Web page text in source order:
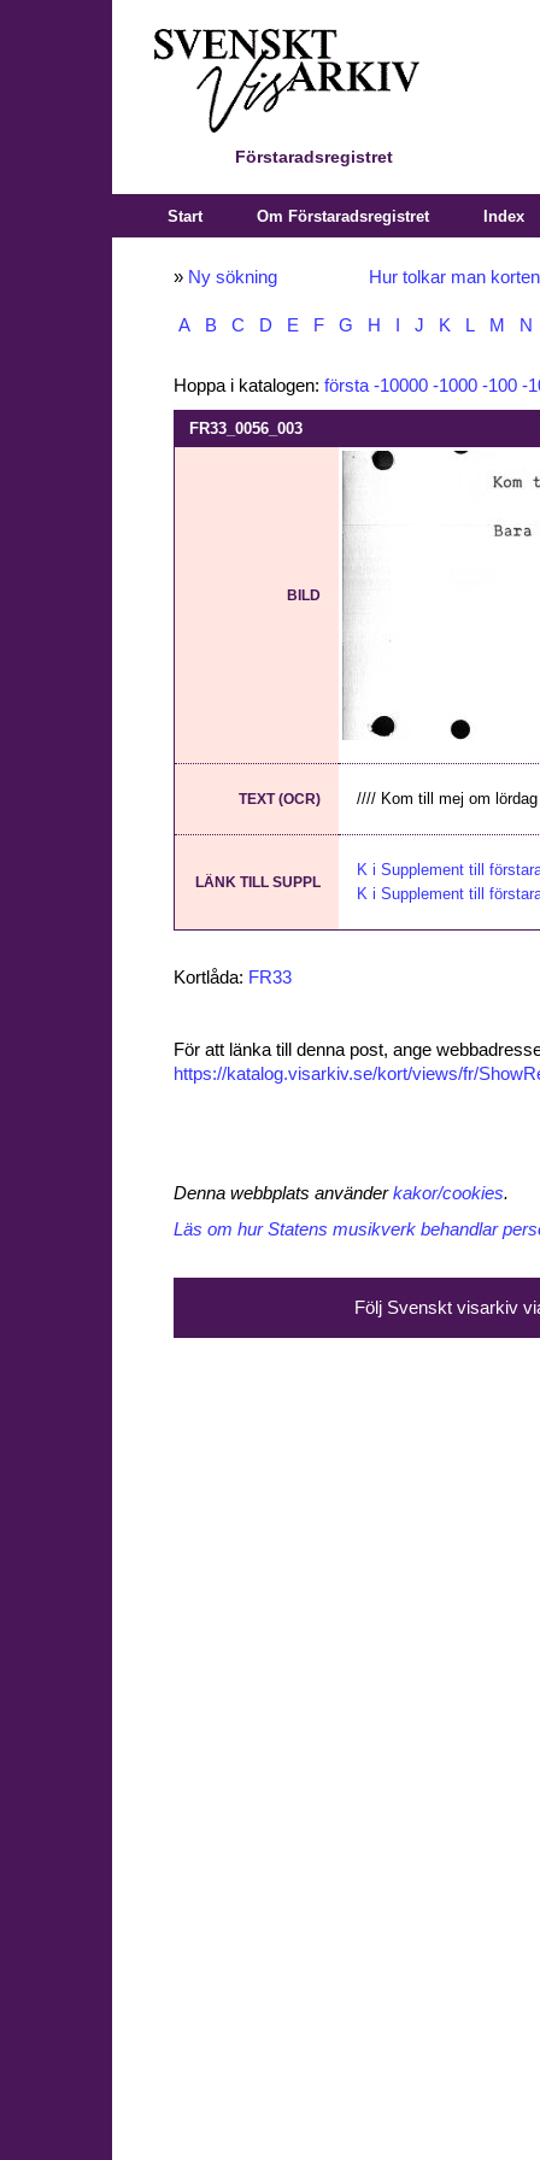
Förstaradsregistret
Start Om Förstaradsregistret Index
» Ny sökning Hur tolkar man
A B C D E F G H J K L M N
Hoppa i katalogen: första -10000 -1000 -100 -
FR33_0056_003
BILD
TEXT (OCR) //// Kom till mej om
LÄNK TILL SUPPL
K i Supplement till
K i Supplement till
Kortlåda: FR33
För att länka till denna post, ange
https://katalog.visarkiv.se/kort/views/fr/
Denna webbplats använderkakor/cookies.
Läs om hur Statens musikverk behandlar
Följ Svenskt visarkiv